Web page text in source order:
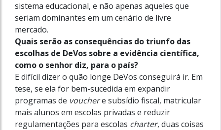
sistema educacional, e não apenas aqueles que
seriam dominantes em um cenário de livre
mercado.
Quais serão as consequências do triunfo das
escolhas de DeVos sobre a evidência científica,
como o senhor diz, para o país?
E difícil dizer o quão longe DeVos conseguirá ir. Em
tese, se ela for bem-sucedida em expandir
programas de vouchere subsídio fiscal, matricular
mais alunos em escolas privadas e reduzir
regulamentações para escolas charter, duas coisas